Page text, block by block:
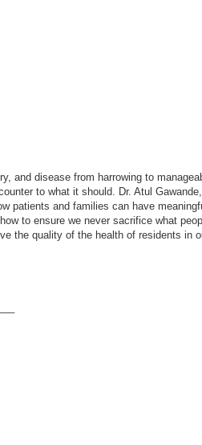
and disease from harrowing to
to what it should. Dr. Atul
patients and families can have
to ensure we never sacrifice what
the quality of the health of residents in